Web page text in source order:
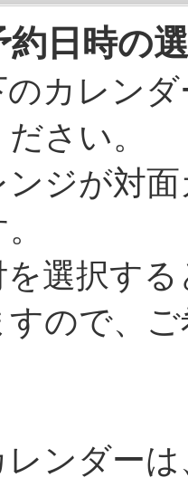
日時の
のカレン
さい。
ンジが対
を選択す
すので、
ンダーは